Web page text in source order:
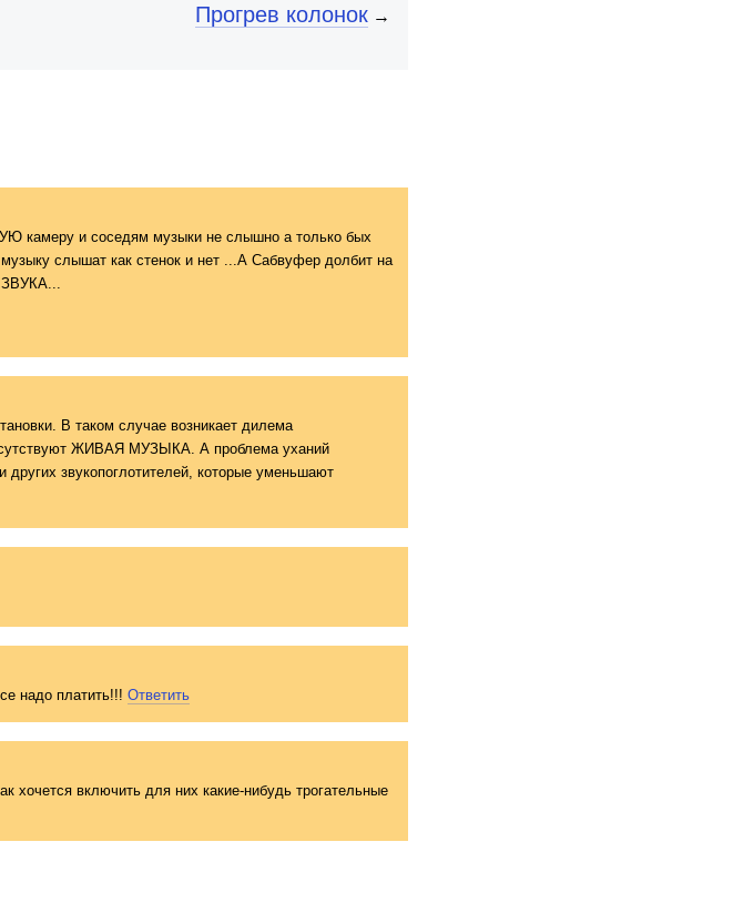
Прогрев колонок →
камеру и соседям музыки не слышно а только бых
слышат как стенок и нет ...А Сабвуфер долбит на
В таком случае возникает дилема
ЖИВАЯ МУЗЫКА. А проблема уханий
звукопоглотителей, которые уменьшают
надо платить!!! Ответить
хочется включить для них какие-нибудь трогательные